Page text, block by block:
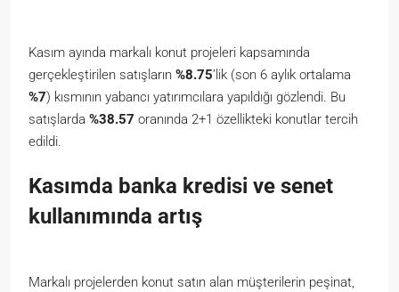
Kasım ayında markalı konut projeleri kapsamında
gerçekleştirilen satışların %8.75’lik (son 6 aylık ortalama
%7) kısmının yabancı yatırımcılara yapıldığı gözlendi. Bu
satışlarda %38.57 oranında 2+1 özellikteki konutlar tercih
edildi.
Kasımda banka kredisi ve senet
kullanımında artış
Markalı projelerden konut satın alan müşterilerin peşinat,